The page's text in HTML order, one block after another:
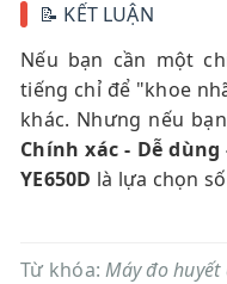
📝 KẾT LUẬN
Nếu bạn cần một
tiếng chỉ để "khoe
khác. Nhưng nếu
Chính xác - Dễ
YE650D là lựa chọn
Từ khóa:Máy đo huyết